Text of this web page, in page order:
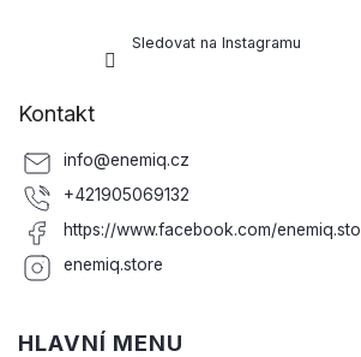
Sledovat na Instagramu
Kontakt
info@enemiq.cz
+421905069132
https://www.facebook.com/
enemiq.store
HLAVNÍ MENU